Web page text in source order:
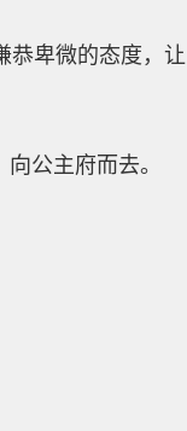
恭卑微的态度，让
公主府而去。